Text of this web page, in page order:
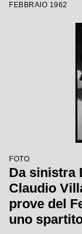
FEBBRAIO 1962
FOTO
Da sinistra
Claudio
prove del
uno